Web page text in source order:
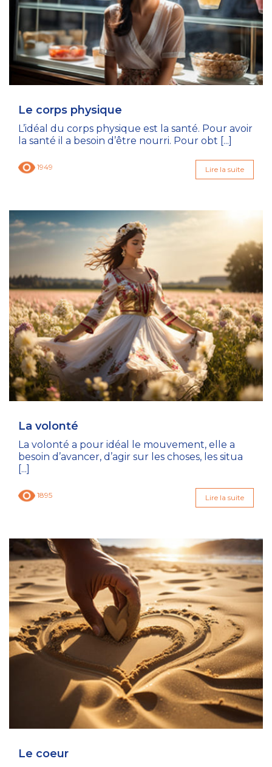
Le corps physique
L’idéal du corps physique est la santé. Pour avoir
la santé il a besoin d’être nourri. Pour obt [...]
1949 Lire la suite
La volonté
La volonté a pour idéal le mouvement, elle a
besoin d’avancer, d’agir sur les choses, les situa
[...]
1895 Lire la suite
Le coeur